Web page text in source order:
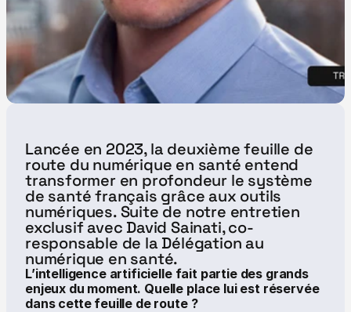
Lancée en 2023, la deuxième feuille de
route du numérique en santé entend
transformer en profondeur le système
de santé français grâce aux outils
numériques. Suite de notre entretien
exclusif avec David Sainati, co-
responsable de la Délégation au
numérique en santé.
L’intelligence artificielle fait partie des grands
enjeux du moment. Quelle place lui est réservée
dans cette feuille de route ?